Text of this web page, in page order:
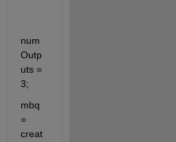
num
Outp
uts =
3;
mbq
=
creat